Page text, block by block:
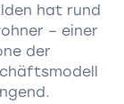
hat rund
– einer
der